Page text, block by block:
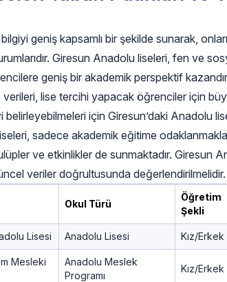
geniş kapsamlı bir şekilde sunarak,
Giresun Anadolu liseleri, fen ve
geniş bir akademik perspektif
lise tercihi yapacak öğrenciler için
için Giresun’daki Anadolu
sadece akademik eğitime
ve etkinlikler de sunmaktadır. Giresun
veriler doğrultusunda değerlendirilmelidir.
Okul Türü
Öğretim
Şekli
Lisesi Anadolu Lisesi Kız/Erkek
Mesleki
Anadolu Meslek
Programı
Kız/Erkek